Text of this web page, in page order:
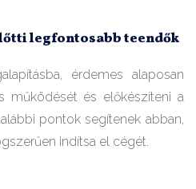
legfontosabb teendők
érdemes alaposan
működését és előkészíteni a
pontok segítenek abban,
indítsa el cégét.